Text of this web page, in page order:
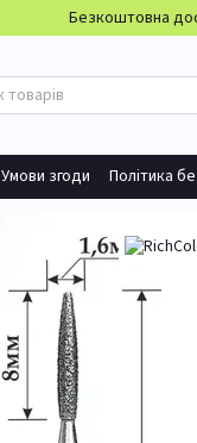
Безкоштовна
Умови згоди Політика